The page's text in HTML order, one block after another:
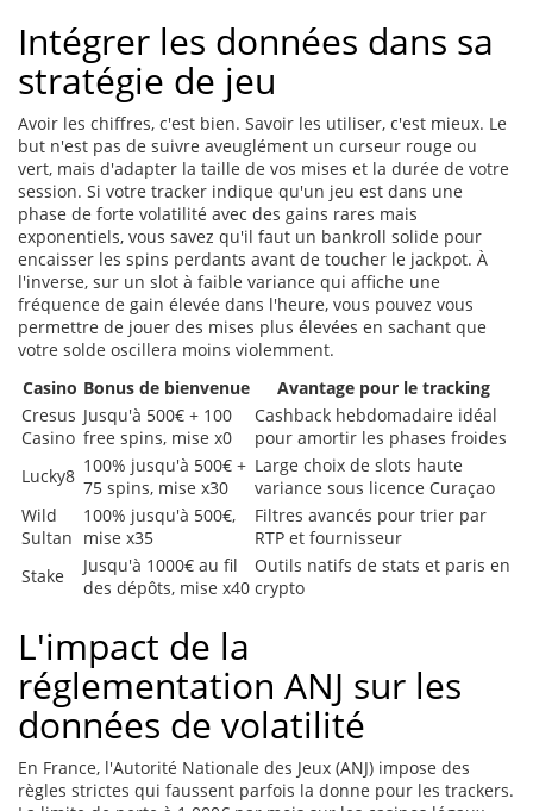
Intégrer les données dans sa
stratégie de jeu
Avoir les chiffres, c'est bien. Savoir les utiliser, c'est mieux. Le
but n'est pas de suivre aveuglément un curseur rouge ou
vert, mais d'adapter la taille de vos mises et la durée de votre
session. Si votre tracker indique qu'un jeu est dans une
phase de forte volatilité avec des gains rares mais
exponentiels, vous savez qu'il faut un bankroll solide pour
encaisser les spins perdants avant de toucher le jackpot. À
l'inverse, sur un slot à faible variance qui affiche une
fréquence de gain élevée dans l'heure, vous pouvez vous
permettre de jouer des mises plus élevées en sachant que
votre solde oscillera moins violemment.
Casino Bonus de bienvenue
Avantage pour le tracking
Cresus
Casino
Jusqu'à 500€ + 100
free spins, mise x0
Cashback hebdomadaire idéal
pour amortir les phases froides
Lucky8 100% jusqu'à 500€ +
75 spins, mise x30
Large choix de slots haute
variance sous licence Curaçao
Wild
Sultan
100% jusqu'à 500€,
mise x35
Filtres avancés pour trier par
RTP et fournisseur
Stake
Jusqu'à 1000€ au fil
des dépôts, mise x40
Outils natifs de stats et paris en
crypto
L'impact de la
réglementation ANJ sur les
données de volatilité
En France, l'Autorité Nationale des Jeux (ANJ) impose des
règles strictes qui faussent parfois la donne pour les trackers.